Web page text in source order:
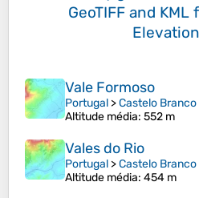
GeoTIFF and KML
Vale Formoso
Portugal >Castelo Branco
Altitude média: 552 m
Vales do Rio
Portugal >Castelo Branco
Altitude média: 454 m